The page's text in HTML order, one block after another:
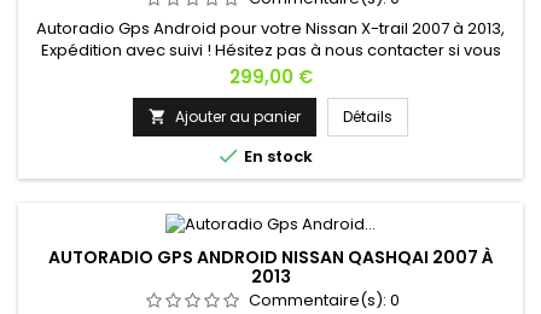
Autoradio Gps Android pour votre Nissan X-trail 2007 à 2013,
Expédition avec suivi ! Hésitez pas à nous contacter si vous
avez une question !
Prix
299,00 €
 Ajouter au panier Détails
 En stock
AUTORADIO GPS ANDROID NISSAN QASHQAI 2007 À
2013
Commentaire(s): 0